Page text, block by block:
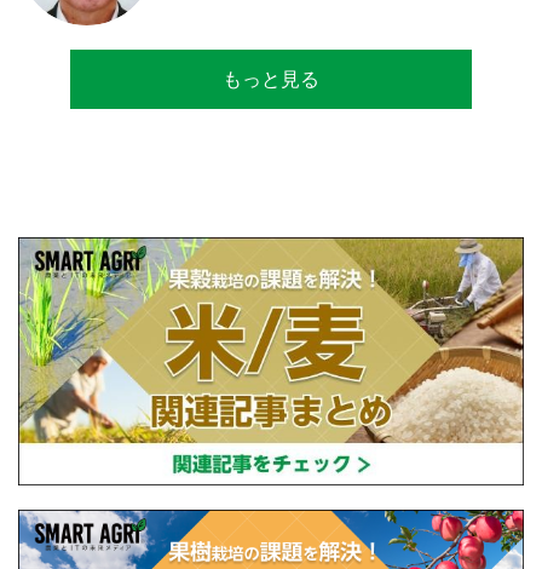
サルティングとして関わり、企業などの依頼
で世界12カ国の良質米生産可能産地を訪問調
もっと見る